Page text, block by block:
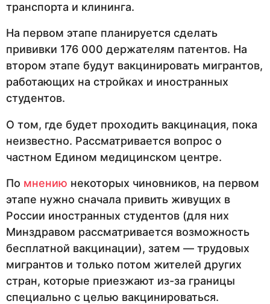
транспорта и клининга.
На первом этапе планируется сделать
прививки 176 000 держателям патентов. На
втором этапе будут вакцинировать мигрантов,
работающих на стройках и иностранных
студентов.
О том, где будет проходить вакцинация, пока
неизвестно. Рассматривается вопрос о
частном Едином медицинском центре.
По мнению некоторых чиновников, на первом
этапе нужно сначала привить живущих в
России иностранных студентов (для них
Минздравом рассматривается возможность
бесплатной вакцинации), затем — трудовых
мигрантов и только потом жителей других
стран, которые приезжают из-за границы
специально с целью вакцинироваться.